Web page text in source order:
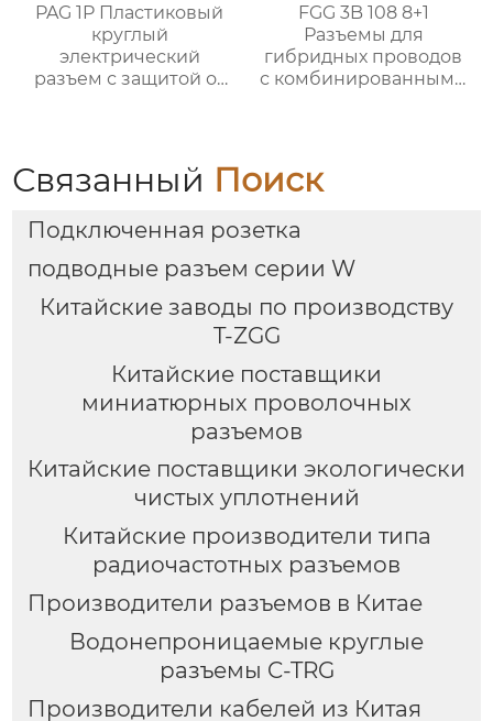
PAG 1P Пластиковый
круглый
электрический
разъем с защитой от
FGG 3B 108 8+1
Разъемы для
гибридных проводов
с комбинированными
Связанный Поиск
Подключенная розетка
подводные разъем серии W
Китайские заводы по производству
T-ZGG
Китайские поставщики
миниатюрных проволочных
разъемов
Китайские поставщики экологически
чистых уплотнений
Китайские производители типа
радиочастотных разъемов
Производители разъемов в Китае
Водонепроницаемые круглые
разъемы C-TRG
Производители кабелей из Китая